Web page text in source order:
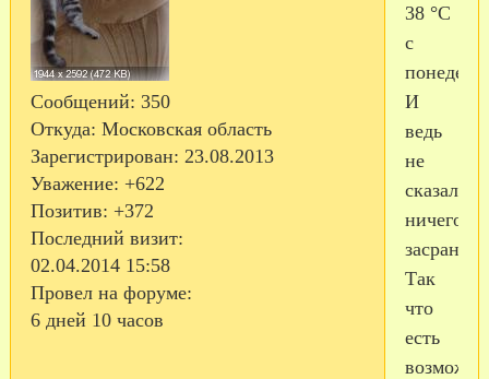
Сообщений: 350
Откуда: Московская область
Зарегистрирован: 23.08.2013
Уважение: +622
Позитив: +372
Последний визит:
02.04.2014 15:58
Провел на форуме:
6 дней 10 часов
38 °С
с
И
ведь
не
сказал
ничего,
засранец!
Так
что
есть